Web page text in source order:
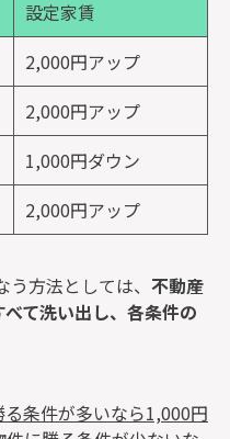
設定家賃
2,000円アップ
2,000円アップ
1,000円ダウン
2,000円アップ
方法としては、 不動産
て洗い出し、各条件の
条件が多いなら1,000円